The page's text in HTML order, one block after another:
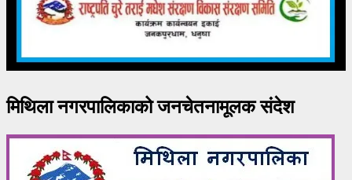
मिथिला नगरपालिकाको जनचेतनामूलक संदेश